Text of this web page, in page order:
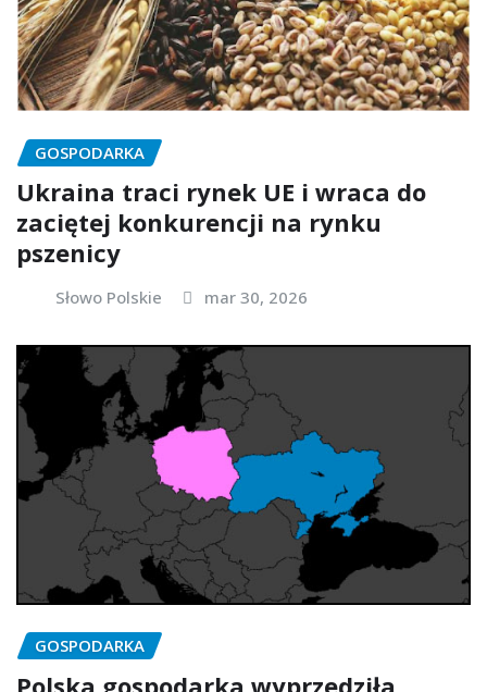
GOSPODARKA
Ukraina traci rynek UE i wraca do
zaciętej konkurencji na rynku
pszenicy
Słowo Polskie mar 30, 2026
GOSPODARKA
Polska gospodarka wyprzedziła